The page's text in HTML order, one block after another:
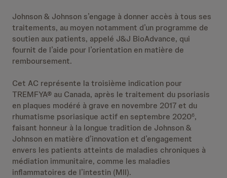
Johnson & Johnson s’engage à donner accès à tous ses
traitements, au moyen notamment d’un programme de
soutien aux patients, appelé J&J BioAdvance, qui
fournit de l’aide pour l’orientation en matière de
remboursement.
Cet AC représente la troisième indication pour
TREMFYA® au Canada, après le traitement du psoriasis
en plaques modéré à grave en novembre 2017 et du
rhumatisme psoriasique actif en septembre 20206,
faisant honneur à la longue tradition de Johnson &
Johnson en matière d’innovation et d’engagement
envers les patients atteints de maladies chroniques à
médiation immunitaire, comme les maladies
inflammatoires de l’intestin (MII).